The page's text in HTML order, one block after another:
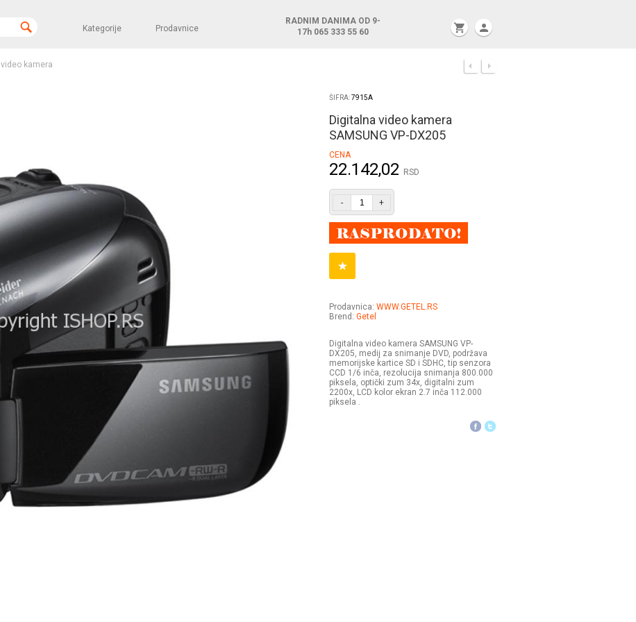
Kategorije Prodavnice
RADNIM DANIMA OD 9-
17h 065 333 55 60 shopping_cart person
video kamera
ŠIFRA:7915A
Digitalna video kamera
SAMSUNG VP-DX205
CENA
22.142,02 RSD
- +
Prodavnica: WWW.GETEL.RS
Brend: Getel
Digitalna video kamera SAMSUNG VP-
DX205, medij za snimanje DVD, podržava
memorijske kartice SD i SDHC, tip senzora
CCD 1/6 inča, rezolucija snimanja 800.000
piksela, optički zum 34x, digitalni zum
2200x, LCD kolor ekran 2.7 inča 112.000
piksela .